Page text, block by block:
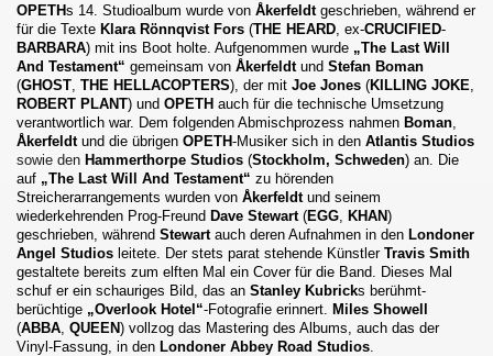
OPETHs 14. Studioalbum wurde von Åkerfeldtgeschrieben, während er
für die Texte Klara Rönnqvist Fors (THE HEARD , ex-CRUCIFIED-
BARBARA) mit ins Boot holte. Aufgenommen wurde „The Last Will
And Testament“ gemeinsam von Åkerfeldtund Stefan Boman
(GHOST THE HELLACOPTERS), der mit Joe Jones (KILLING JOKE
ROBERT PLANT) und OPETH auch für die technische Umsetzung
verantwortlich war. Dem folgenden Abmischprozess nahmen Boman
Åkerfeldtund die übrigen OPETH-Musiker sich in den Atlantis Studios
sowie den Hammerthorpe Studios (Stockholm, Schweden) an. Die
auf „The Last Will And Testament“ zu hörenden
Streicherarrangements wurden von Åkerfeldtund seinem
wiederkehrenden Prog-Freund Dave Stewart(EGG KHAN)
geschrieben, während Stewartauch deren Aufnahmen in den Londoner
Angel Studios leitete. Der stets parat stehende Künstler Travis Smith
gestaltete bereits zum elften Mal ein Cover für die Band. Dieses Mal
schuf er ein schauriges Bild, das an Stanley Kubricks berühmt-
berüchtige „Overlook Hotel“-Fotografie erinnert. Miles Showell
(ABBA QUEEN) vollzog das Mastering des Albums, auch das der
Vinyl-Fassung, in den Londoner Abbey Road Studios